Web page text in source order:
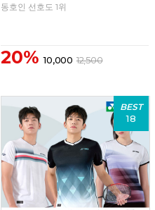
동호인 선호도 1위
20% 10,000 12,500
BEST
18